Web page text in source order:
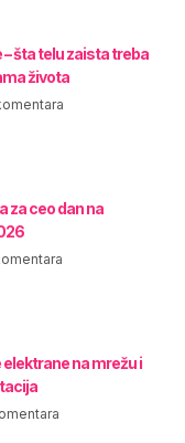
šta telu zaista treba
života
za ceo dan na
na mrežu i